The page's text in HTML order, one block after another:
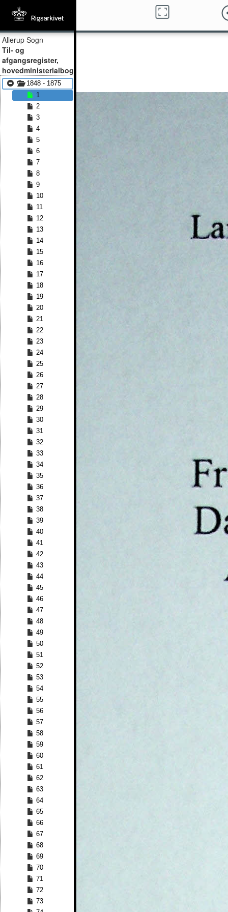
Allerup Sogn
Til- og
afgangsregister,
hovedministerialbog
1848 - 1875
1
2
3
4
5
6
7
8
9
10
11
12
13
14
15
16
17
18
19
20
21
22
23
24
25
26
27
28
29
30
31
32
33
34
35
36
37
38
39
40
41
42
43
44
45
46
47
48
49
50
51
52
53
54
55
56
57
58
59
60
61
62
63
64
65
66
67
68
69
70
71
72
73